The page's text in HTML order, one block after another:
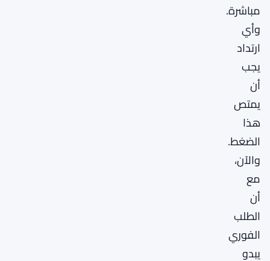
مباشرة.
وأي
ارتداد
يجب
أن
يمتص
هذا
الضغط.
والآن،
مع
أن
الطلب
الفوري
يبدو